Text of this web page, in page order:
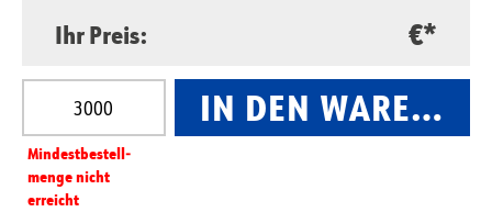
Ihr Preis: €*
Produkt Anzahl: Gib den gewünschten Wert ein
Mindest­­bestell­­
menge nicht
erreicht
IN DEN